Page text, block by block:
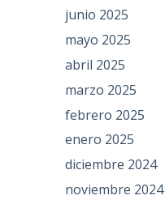
junio 2025
mayo 2025
abril 2025
marzo 2025
febrero 2025
enero 2025
diciembre 2024
noviembre 2024